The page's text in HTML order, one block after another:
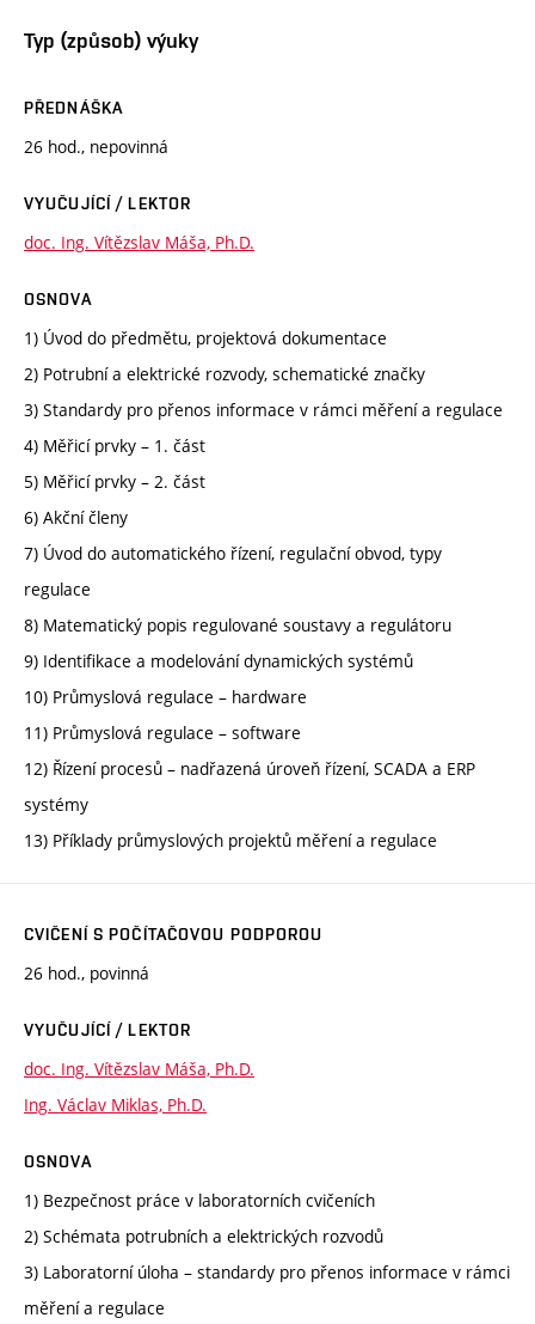
Typ (způsob) výuky
PŘEDNÁŠKA
26 hod., nepovinná
VYUČUJÍCÍ / LEKTOR
doc. Ing. Vítězslav Máša, Ph.D.
OSNOVA
1) Úvod do předmětu, projektová dokumentace
2) Potrubní a elektrické rozvody, schematické značky
3) Standardy pro přenos informace v rámci měření a regulace
4) Měřicí prvky – 1. část
5) Měřicí prvky – 2. část
6) Akční členy
7) Úvod do automatického řízení, regulační obvod, typy
regulace
8) Matematický popis regulované soustavy a regulátoru
9) Identifikace a modelování dynamických systémů
10) Průmyslová regulace – hardware
11) Průmyslová regulace – software
12) Řízení procesů – nadřazená úroveň řízení, SCADA a ERP
systémy
13) Příklady průmyslových projektů měření a regulace
CVIČENÍ S POČÍTAČOVOU PODPOROU
26 hod., povinná
VYUČUJÍCÍ / LEKTOR
doc. Ing. Vítězslav Máša, Ph.D.
Ing. Václav Miklas, Ph.D.
OSNOVA
1) Bezpečnost práce v laboratorních cvičeních
2) Schémata potrubních a elektrických rozvodů
3) Laboratorní úloha – standardy pro přenos informace v rámci
měření a regulace